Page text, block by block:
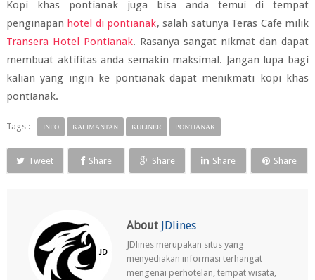
Kopi khas pontianak juga bisa anda temui di tempat
penginapan hotel di pontianak, salah satunya Teras Cafe milik
Transera Hotel Pontianak. Rasanya sangat nikmat dan dapat
membuat aktifitas anda semakin maksimal. Jangan lupa bagi
kalian yang ingin ke pontianak dapat menikmati kopi khas
pontianak.
Tags : INFO KALIMANTAN KULINER PONTIANAK
Tweet Share Share Share Share
About JDlines
JDlines merupakan situs yang
menyediakan informasi terhangat
mengenai perhotelan, tempat wisata,